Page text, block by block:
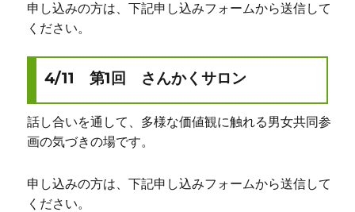
申し込みの方は、下記申し込みフォームから送信して
ください。
4/11 第1回 さんかくサロン
話し合いを通して、多様な価値観に触れる男女共同参
画の気づきの場です。
申し込みの方は、下記申し込みフォームから送信して
ください。